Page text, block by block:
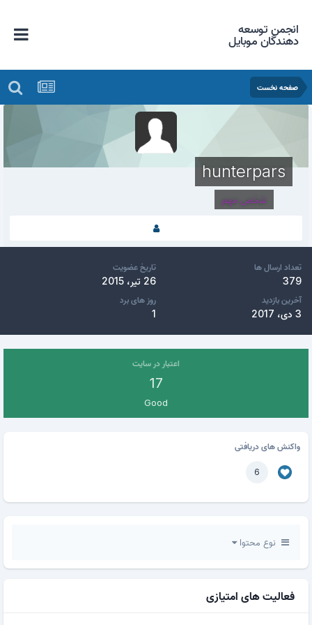
انجمن توسعه
دهندگان موبایل
صفحه نخست
hunterpars
شخص مهم
تعداد ارسال ها
379
تاریخ عضویت
26 تیر، 2015
آخرین بازدید
3 دی، 2017
روز های برد
اعتبار در سایت
17
Good
واکنش های دریافتی
6
نوع محتوا
فعالیت های امتیازی